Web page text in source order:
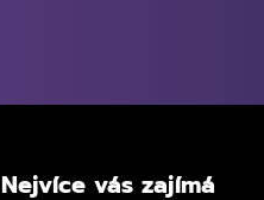
Nejvíce vás zajímá